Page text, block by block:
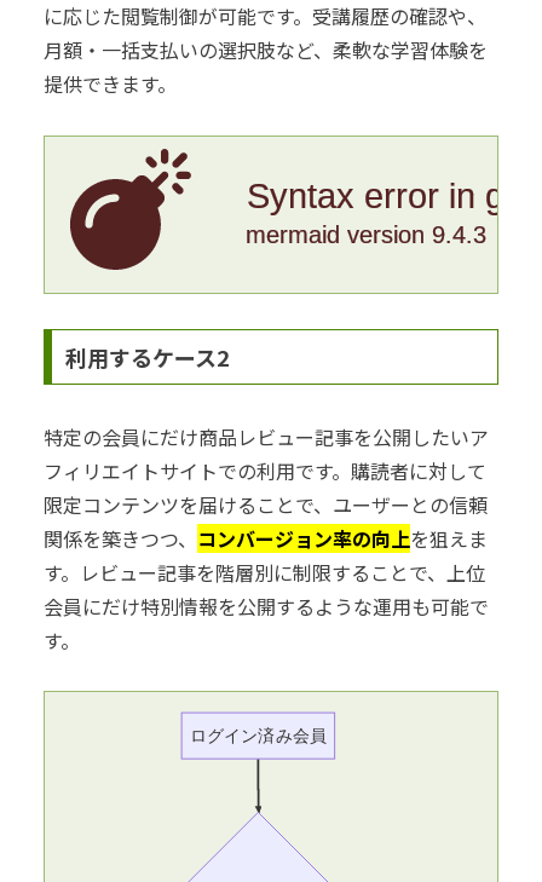
に応じた閲覧制御が可能です。受講履歴の確認や、
月額・一括支払いの選択肢など、柔軟な学習体験を
提供できます。
Syntax error in
mermaid version 9.4.3
利用するケース2
特定の会員にだけ商品レビュー記事を公開したいア
フィリエイトサイトでの利用です。購読者に対して
限定コンテンツを届けることで、ユーザーとの信頼
関係を築きつつ、 コンバージョン率の向上を狙えま
す。レビュー記事を階層別に制限することで、上位
会員にだけ特別情報を公開するような運用も可能で
す。
ログイン済み会員